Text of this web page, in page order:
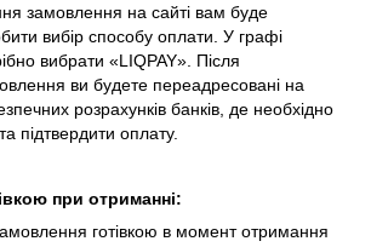
замовлення на сайті вам буде
вибір способу оплати. У графі
вибрати «LIQPAY». Після
ви будете переадресовані на
розрахунків банків, де необхідно
підтвердити оплату.
при отриманні:
готівкою в момент отримання